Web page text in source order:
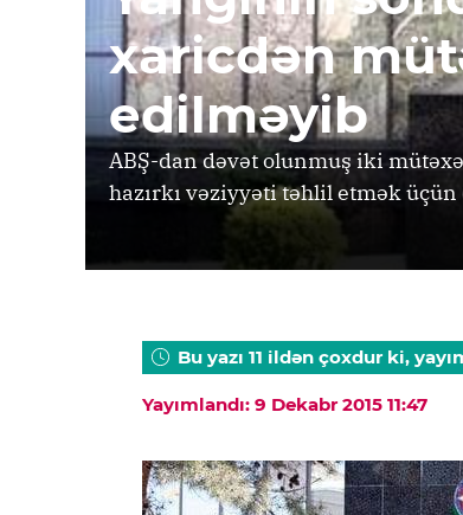
xaricdən
edilməyib
ABŞ-dan dəvət olunmuş iki
hazırkı vəziyyəti təhlil etmək
Bu yazı 11 ildən çoxdur ki,
Yayımlandı: 9 Dekabr 2015 11:47